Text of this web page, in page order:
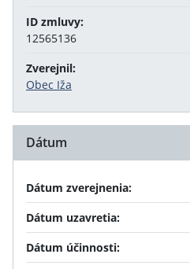
ID zmluvy:
12565136
Zverejnil:
Obec Iža
Dátum
Dátum zverejnenia:
Dátum uzavretia:
Dátum účinnosti: